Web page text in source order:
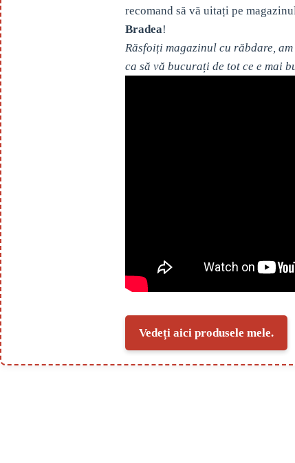
recomand să vă uitați pe
Bradea!
Răsfoiți magazinul cu răbdare,
ca să vă bucurați de tot ce e mai
Vedeți aici produsele mele.